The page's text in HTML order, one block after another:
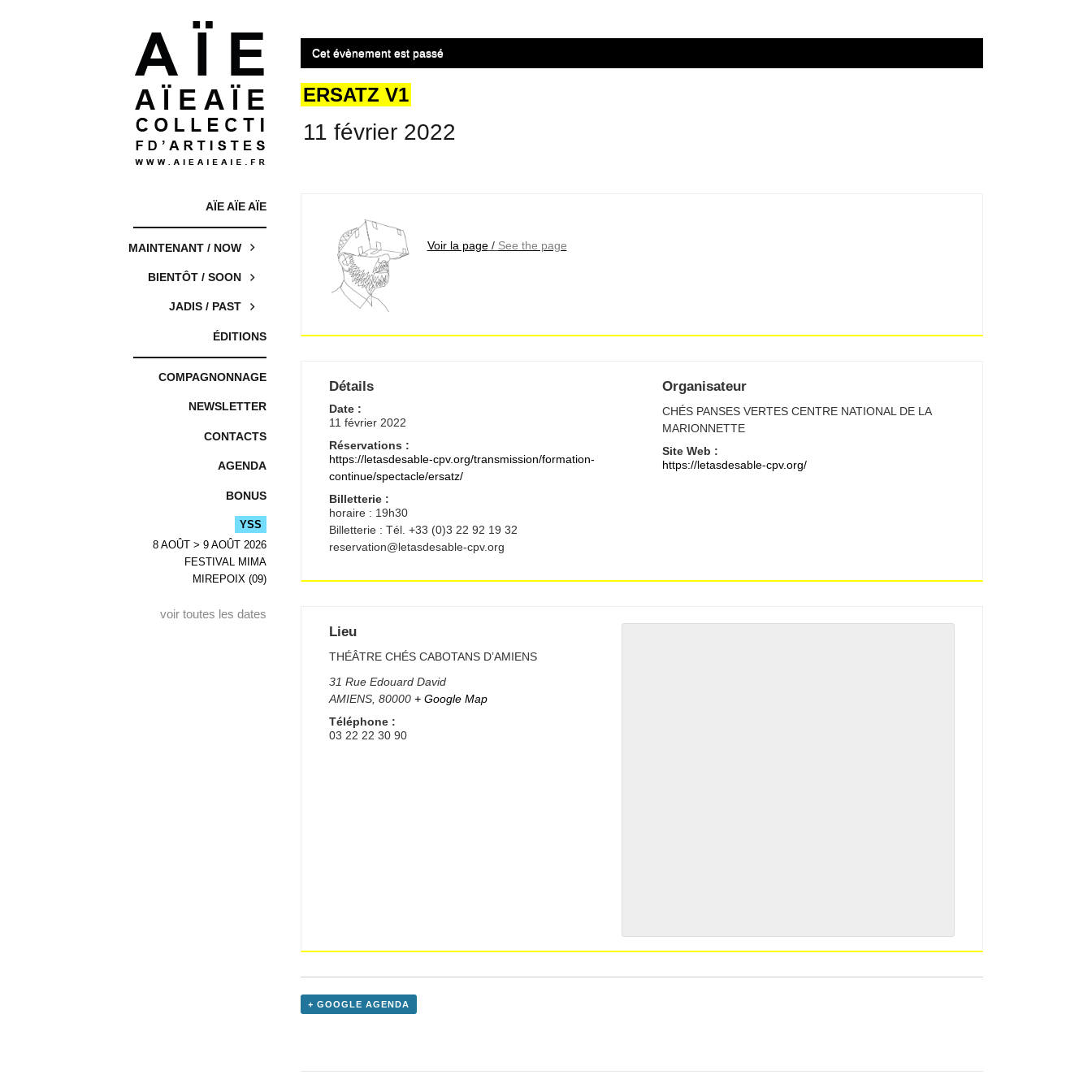
AÏE AÏE AÏE
MAINTENANT / NOW
BIENTÔT / SOON
JADIS / PAST
ÉDITIONS
COMPAGNONNAGE
NEWSLETTER
CONTACTS
AGENDA
BONUS
YSS
8 AOÛT > 9 AOÛT 2026
FESTIVAL MIMA
MIREPOIX (09)
voir toutes les dates
Cet évènement est passé
ERSATZ V1
11 février 2022
Voir la page/ See the page
Détails
Date :
11 février 2022
Réservations :
https://letasdesable-cpv.org/transmission/formation-
continue/spectacle/ersatz/
Billetterie :
horaire : 19h30
Billetterie : Tél. +33 (0)3 22 92 19 32
reservation@letasdesable-cpv.org
Organisateur
CHÉS PANSES VERTES CENTRE NATIONAL DE LA
MARIONNETTE
Site Web :
https://letasdesable-cpv.org/
Lieu
THÉÂTRE CHÉS CABOTANS D’AMIENS
31 Rue Edouard David
AMIENS, 80000 + Google Map
Téléphone :
03 22 22 30 90
+ GOOGLE AGENDA